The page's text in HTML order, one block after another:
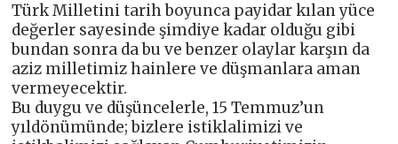
Türk Milletini tarih boyunca payidar kılan yüce
değerler sayesinde şimdiye kadar olduğu gibi
bundan sonra da bu ve benzer olaylar karşın da
aziz milletimiz hainlere ve düşmanlara aman
vermeyecektir.
Bu duygu ve düşüncelerle, 15 Temmuz’un
yıldönümünde; bizlere istiklalimizi ve